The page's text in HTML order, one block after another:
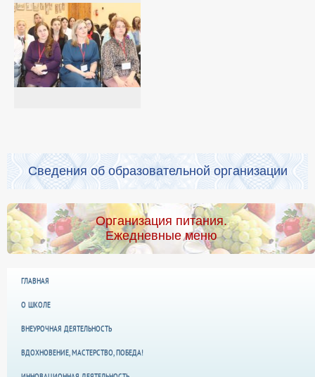
Сведения об образовательной организации
Организация питания.
Ежедневные меню
ГЛАВНАЯ
О ШКОЛЕ
ВНЕУРОЧНАЯ ДЕЯТЕЛЬНОСТЬ
ВДОХНОВЕНИЕ, МАСТЕРСТВО, ПОБЕДА!